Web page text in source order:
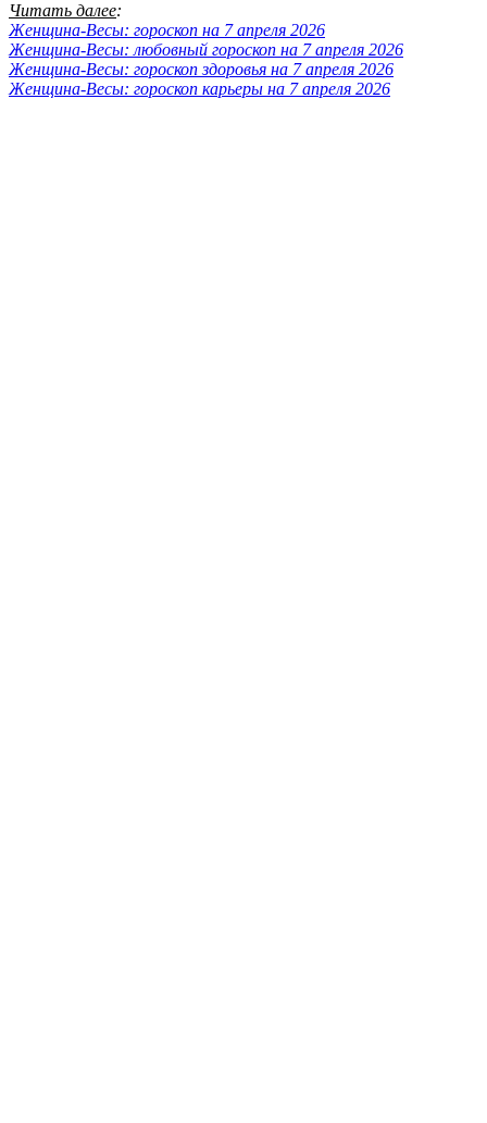
Читать далее:
Женщина-Весы: гороскоп на 7 апреля 2026
Женщина-Весы: любовный гороскоп на 7 апреля 2026
Женщина-Весы: гороскоп здоровья на 7 апреля 2026
Женщина-Весы: гороскоп карьеры на 7 апреля 2026